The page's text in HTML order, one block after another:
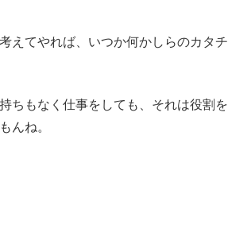
えてやれば、いつか何かしらのカタチ
ちもなく仕事をしても、それは役割を
んね。